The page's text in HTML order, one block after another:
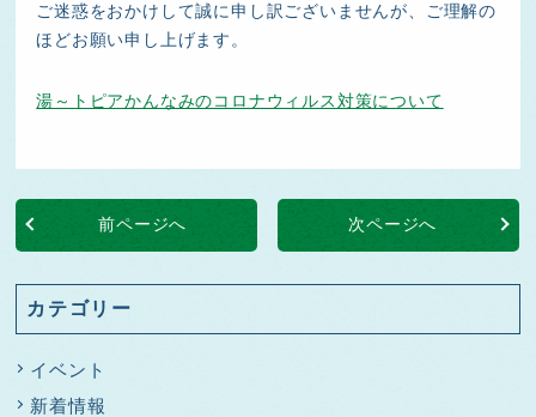
ご迷惑をおかけして誠に申し訳ございませんが、ご理解の
ほどお願い申し上げます。
湯～トピアかんなみのコロナウィルス対策について
前ページへ 次ページへ
カテゴリー
イベント
新着情報